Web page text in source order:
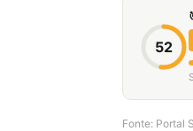
52
Fonte: Portal